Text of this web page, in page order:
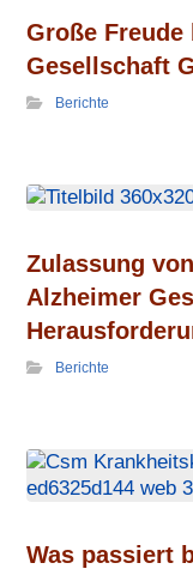
Große
Gesellschaft
Berichte
Zulassung
Alzheimer
Berichte
Was passiert